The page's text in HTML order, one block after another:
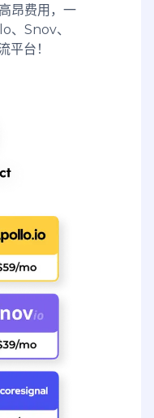
昂费用，一
、Snov、
台！